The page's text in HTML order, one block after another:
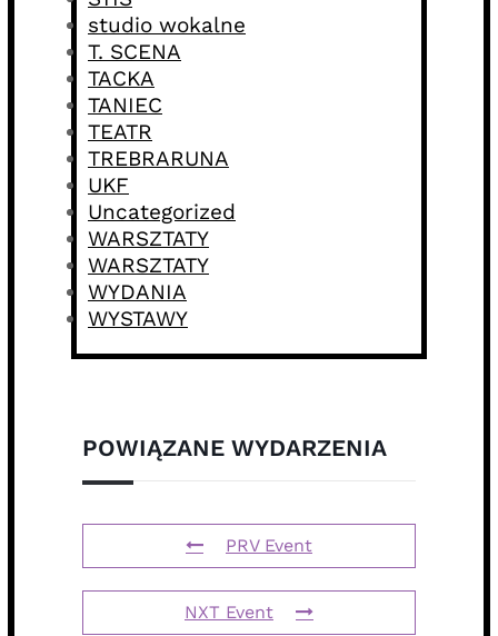
studio wokalne
T. SCENA
TACKA
TANIEC
TEATR
TREBRARUNA
UKF
Uncategorized
WARSZTATY
WARSZTATY
WYDANIA
WYSTAWY
POWIĄZANE WYDARZENIA
PRV Event
NXT Event